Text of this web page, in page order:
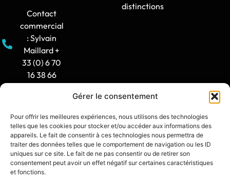
Gérer le consentement
Pour offrir les meilleures expériences, nous utilisons des technologies
telles que les cookies pour stocker et/ou accéder aux informations des
appareils. Le fait de consentir à ces technologies nous permettra de
traiter des données telles que le comportement de navigation ou les ID
uniques sur ce site. Le fait de ne pas consentir ou de retirer son
consentement peut avoir un effet négatif sur certaines caractéristiques
et fonctions.
Contact
commercial
: Sylvain
Maillard +
33 (0) 6 70
16 38 66
: 8h30-12h
/ 14h -
17h30
contact@synia.fr
distinctions